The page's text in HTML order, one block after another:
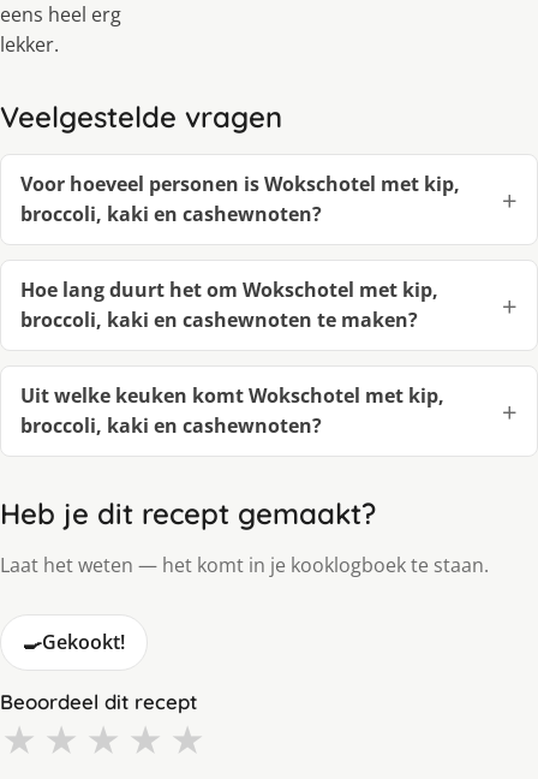
eens heel erg
lekker.
Veelgestelde vragen
Voor hoeveel personen is Wokschotel met kip,
broccoli, kaki en cashewnoten?
Hoe lang duurt het om Wokschotel met kip,
broccoli, kaki en cashewnoten te maken?
Uit welke keuken komt Wokschotel met kip,
broccoli, kaki en cashewnoten?
Heb je dit recept gemaakt?
Laat het weten — het komt in je kooklogboek te staan.
🍳Gekookt!
Beoordeel dit recept
★ ★ ★ ★ ★